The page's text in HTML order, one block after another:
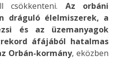
csökkenteni. Az orbáni
dráguló élelmiszerek, a
és az üzemanyagok
áfájából hatalmas
Orbán-kormány, eközben